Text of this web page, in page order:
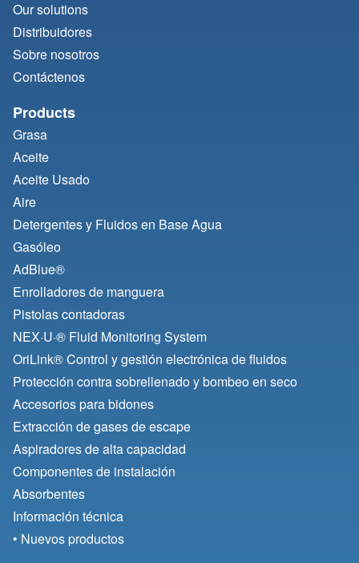
Our solutions
Distribuidores
Sobre nosotros
Contáctenos
Products
Grasa
Aceite
Aceite Usado
Aire
Detergentes y Fluidos en Base Agua
Gasóleo
AdBlue®
Enrolladores de manguera
Pistolas contadoras
NEX·U·® Fluid Monitoring System
OriLink® Control y gestión electrónica de fluidos
Protección contra sobrellenado y bombeo en seco
Accesorios para bidones
Extracción de gases de escape
Aspiradores de alta capacidad
Componentes de instalación
Absorbentes
Información técnica
• Nuevos productos